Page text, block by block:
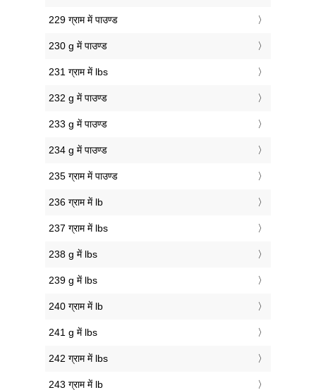
229 ग्राम में पाउण्ड
230 g में पाउण्ड
231 ग्राम में lbs
232 g में पाउण्ड
233 g में पाउण्ड
234 g में पाउण्ड
235 ग्राम में पाउण्ड
236 ग्राम में lb
237 ग्राम में lbs
238 g में lbs
239 g में lbs
240 ग्राम में lb
241 g में lbs
242 ग्राम में lbs
243 ग्राम में lb